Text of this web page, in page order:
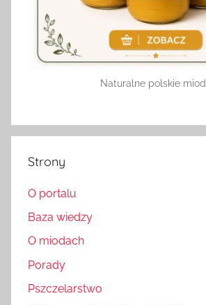
Naturalne polskie
Strony
O portalu
Baza wiedzy
O miodach
Porady
Pszczelarstwo